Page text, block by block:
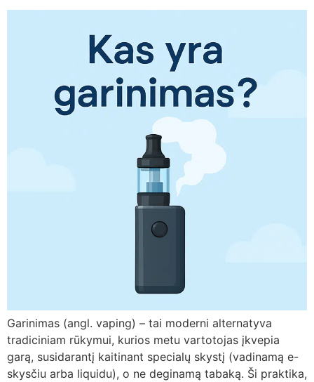
Garinimas (angl. vaping) – tai moderni alternatyva
tradiciniam rūkymui, kurios metu vartotojas įkvepia
garą, susidarantį kaitinant specialų skystį (vadinamą e-
skysčiu arba liquidu), o ne deginamą tabaką. Ši praktika,